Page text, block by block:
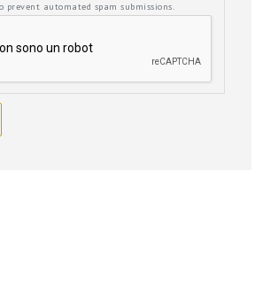
prevent automated spam submissions.